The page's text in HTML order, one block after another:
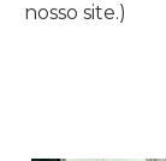
nosso site.)